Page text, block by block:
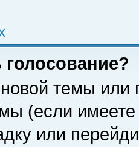
голосование?
темы или
(если
или